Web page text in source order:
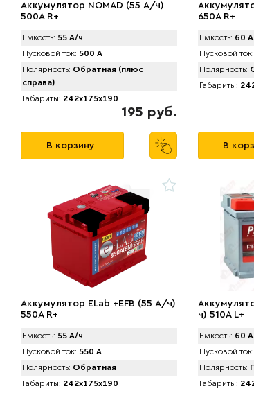
Аккумулятор NOMAD (55 А/ч)
500A R+
Емкость: 55 А/ч
Пусковой ток: 500 А
Полярность: Обратная (плюс
справа)
Габариты: 242x175x190
195 руб.
В корзину
650A R+
Емкость: 60
Пусковой ток:
Полярность:
Габариты:
В
Аккумулятор ELab +EFB (55 А/ч)
550A R+
Емкость: 55 А/ч
Пусковой ток: 550 А
Полярность: Обратная
Габариты: 242x175x190
ч) 510A L+
Емкость: 60
Пусковой ток:
Полярность:
Габариты: